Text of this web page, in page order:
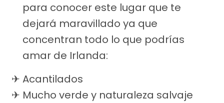
para conocer este lugar que te
dejará maravillado ya que
concentran todo lo que podrías
amar de Irlanda:
Acantilados
Mucho verde y naturaleza salvaje